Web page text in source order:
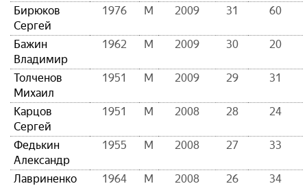
Бирюков
Сергей
1976 М 2009 31 60
Бажин
Владимир
1962 М 2009 30 20
Толченов
Михаил
1951 М 2009 29 31
Карцов
Сергей
1951 М 2008 28 24
Федькин
Александр
1955 М 2008 27 33
Лавриненко
1964 М 2008 26 34